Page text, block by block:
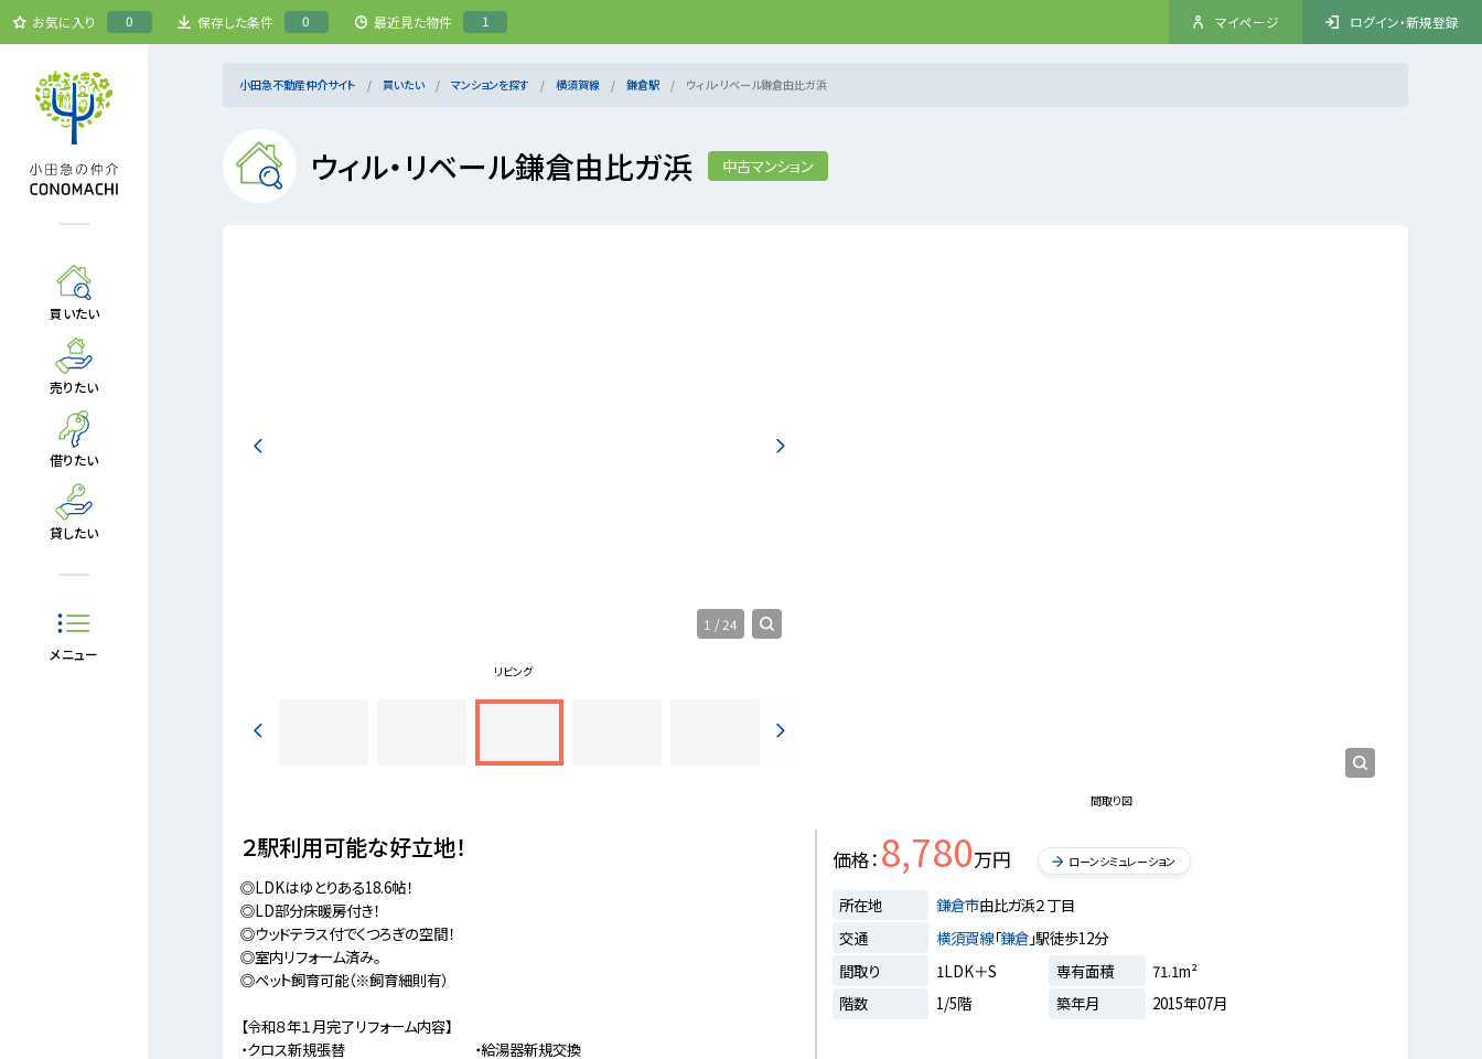
お気に入り 0 保存した条件 0 最近見た物件 1 マイページ ログイン・新規登録
買いたい
売りたい
借りたい
貸したい
メニュー
小田急不動産仲介サイト 買いたい マンションを探す 横須賀線 鎌倉駅 ウィル・リベール鎌倉由比ガ浜
ウィル・リベール鎌倉由比ガ浜 中古マンション
リビング
1 / 24
間取り図
２駅利用可能な好立地！
◎LDKはゆとりある18.6帖！
◎LD部分床暖房付き！
◎ウッドテラス付でくつろぎの空間！
◎室内リフォーム済み。
◎ペット飼育可能（※飼育細則有）
【令和８年１月完了リフォーム内容】
・クロス新規張替 ・給湯器新規交換
価格 8,780万円 ローンシミュレーション
所在地 鎌倉市由比ガ浜２丁目
交通
横須賀線「鎌倉」駅徒歩12分
間取り
1LDK＋S 専有面積
71.1m²
階数
1/5階 築年月 2015年07月